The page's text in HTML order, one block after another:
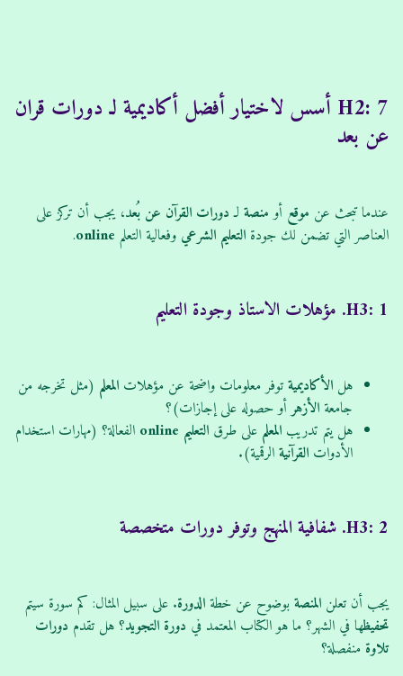
H2: 7 أسس لاختيار أفضل أكاديمية لـ دورات قران
عن بعد
عندما تبحث عن موقع أومنصة لـدورات القرآن عن بُعد، يجب أن تركز على
العناصر التي تضمن لك جودة التعليم الشرعي وفعالية التعلم online
.
H3: 1. مؤهلات الاستاذ وجودة التعليم
هل الأكاديميةتوفر معلومات واضحة عن مؤهلات المعلم (مثل تخرجه من
جامعةالأزهرأو حصوله على إجازات)؟
هل يتم تدريب المعلم على طرق التعليم online الفعالة؟ (مهارات استخدام
الأدوات القرآنيةالرقمية).
H3: 2. شفافية المنهج وتوفر دورات متخصصة
يجب أن تعلن المنصةبوضوح عن خطةالدورة. على سبيل المثال: كم سورة سيتم
تحفيظها في الشهر؟ ما هو الكتاب المعتمد في دورة التجويد؟ هل تقدم دورات
تلاوة منفصلة؟